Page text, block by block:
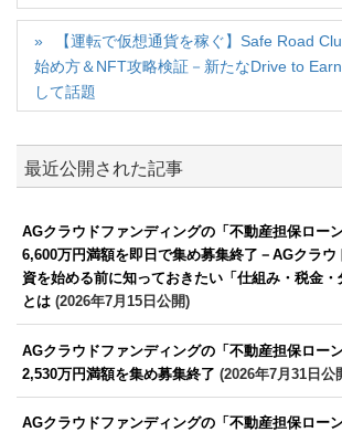
【運転で仮想通貨を稼ぐ】Safe Road
始め方＆NFT攻略検証－新たなDrive to
して話題
最近公開された記事
AGクラウドファンディングの「不動産担保ロー
6,600万円満額を即日で集め募集終了－AGクラ
資を始める前に知っておきたい「仕組み・税金
とは (2026年7月15日公開)
AGクラウドファンディングの「不動産担保ロー
2,530万円満額を集め募集終了 (2026年7月31日公
AGクラウドファンディングの「不動産担保ロー